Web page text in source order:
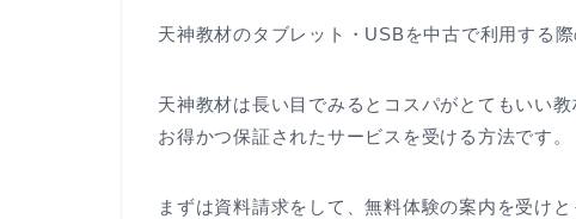
天神教材のタブレット・USBを中古で利用する
天神教材は長い目でみるとコスパがとてもいい
お得かつ保証されたサービスを受ける方法です。
まずは資料請求をして、無料体験の案内を受け